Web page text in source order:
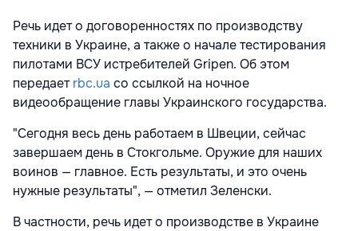
Речь идет о договоренностях по производству
техники в Украине, а также о начале тестирования
пилотами ВСУ истребителей Gripen. Об этом
передаетrbc.ua со ссылкой на ночное
видеообращение главы Украинского государства.
"Сегодня весь день работаем в Швеции, сейчас
завершаем день в Стокгольме. Оружие для наших
воинов — главное. Есть результаты, и это очень
нужные результаты", — отметил Зеленски.
В частности, речь идет о производстве в Украине